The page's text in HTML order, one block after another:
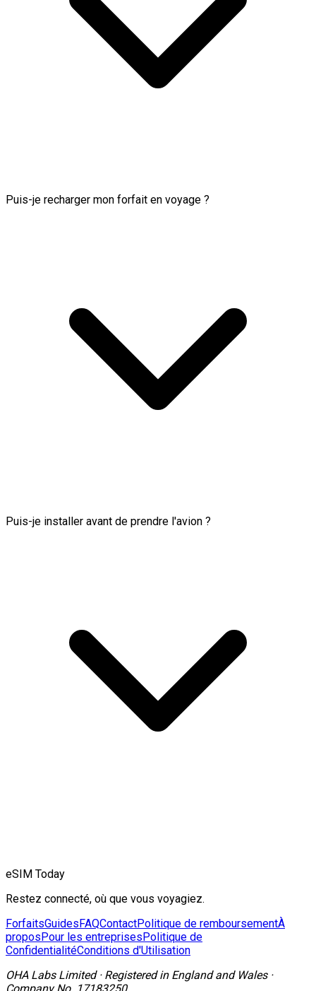
Puis-je recharger mon forfait en voyage ?
Puis-je installer avant de prendre l'avion ?
eSIM Today
Restez connecté, où que vous voyagiez.
ForfaitsGuides FAQContactPolitique de remboursementÀ
propos Pour les entreprises Politique de
ConfidentialitéConditions d'Utilisation
OHA Labs Limited· Registered in England and Wales·